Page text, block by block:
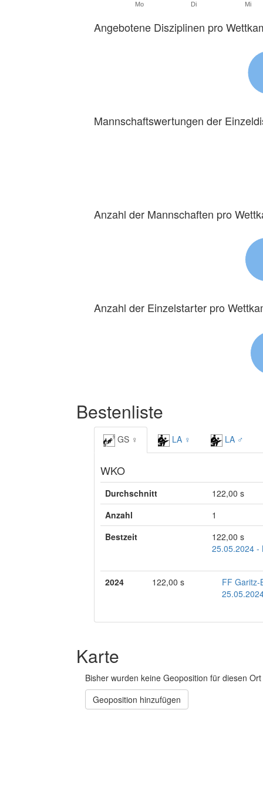
Mo Di Mi
Angebotene Disziplinen pro
Mannschaftswertungen der
Anzahl der Mannschaften pro
Anzahl der Einzelstarter pro
Bestenliste
GS ♀ LA ♀ LA ♂
WKO
Durchschnitt
122,00 s
Anzahl
1
Bestzeit
122,00 s
25.05.2024 -
2024 122,00 s
FF Garitz-
Karte
Bisher wurden keine Geoposition für diesen
Geoposition hinzufügen